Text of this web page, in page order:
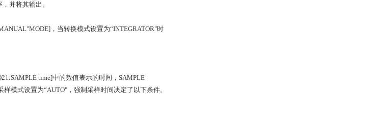
并将其输出。
，当转换模式设置为“INTEGRATOR"时
time]中的数值表示的时间，SAMPLE
模式设置为“AUTO"，强制采样时间决定了以下条件。